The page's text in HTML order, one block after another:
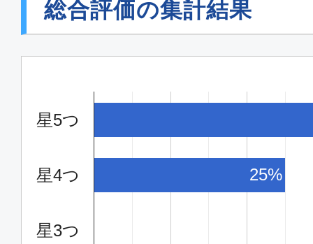
総合評価の集計結果
星5つ
星4つ
星3つ
25%